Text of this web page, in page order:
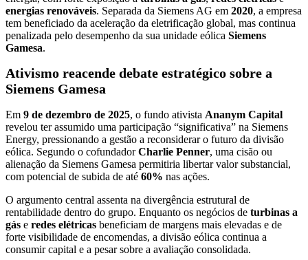
energias renováveis. Separada da Siemens AG em 2020, a empresa
tem beneficiado da aceleração da eletrificação global, mas continua
penalizada pelo desempenho da sua unidade eólica Siemens
Gamesa.
Ativismo reacende debate estratégico sobre a
Siemens Gamesa
Em 9 de dezembro de 2025, o fundo ativista Ananym Capital
revelou ter assumido uma participação “significativa” na Siemens
Energy, pressionando a gestão a reconsiderar o futuro da divisão
eólica. Segundo o cofundadorCharlie Penner, uma cisão ou
alienação da Siemens Gamesa permitiria libertar valor substancial,
com potencial de subida de até 60% nas ações.
O argumento central assenta na divergência estrutural de
rentabilidade dentro do grupo. Enquanto os negócios de turbinas a
gás e redes elétricas beneficiam de margens mais elevadas e de
forte visibilidade de encomendas, a divisão eólica continua a
consumir capital e a pesar sobre a avaliação consolidada.